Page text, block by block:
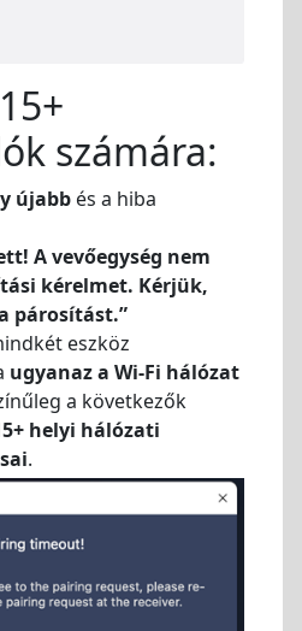
számára:
újabb és a hiba
A vevőegység nem
kérelmet. Kérjük,
párosítást.”
eszköz
ugyanaz a Wi-Fi hálózat
a következők
helyi hálózati
.